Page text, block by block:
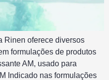
Rinen oferece diversos
formulações de produtos
AM, usado para
Indicado nas formulações